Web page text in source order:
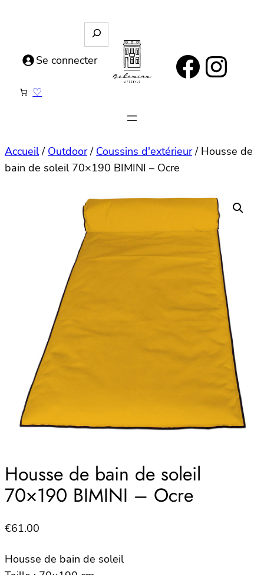
https://www.facebook.com/bohemianlifestyle.be Instagram
e
c
e
Se connecter
♡
Accueil/ Outdoor/ Coussins d'extérieur/ Housse de
bain de soleil 70×190 BIMINI – Ocre
Housse de bain de soleil
70×190 BIMINI – Ocre
€61.00
Housse de bain de soleil